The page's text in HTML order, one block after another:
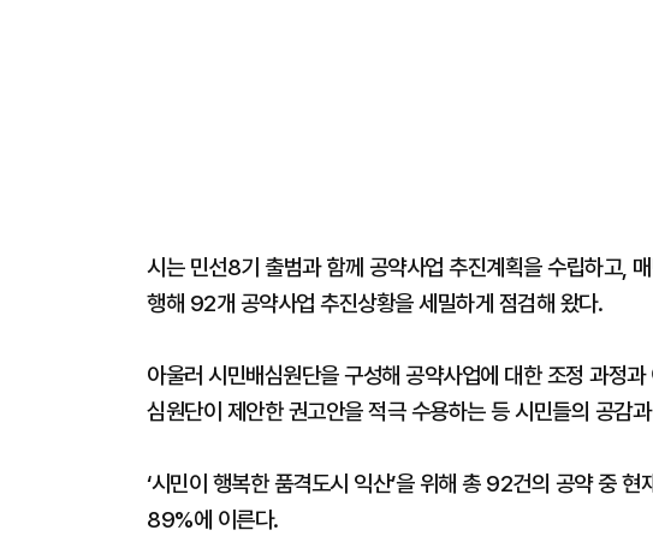
시는 민선8기 출범과 함께 공약사업 추진계획을 수립하고,
행해 92개 공약사업 추진상황을 세밀하게 점검해 왔다.
아울러 시민배심원단을 구성해 공약사업에 대한 조정 과정
심원단이 제안한 권고안을 적극 수용하는 등 시민들의 공감
‘시민이 행복한 품격도시 익산’을 위해 총 92건의 공약 중
89%에 이른다.